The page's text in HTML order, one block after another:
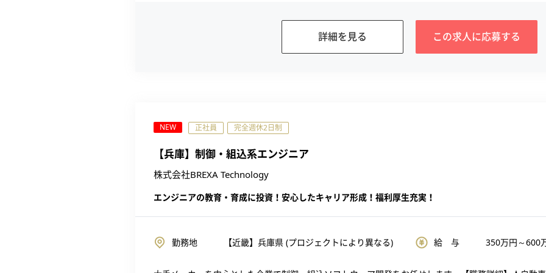
詳細を見る この求人に応募する
NEW 正社員 完全週休2日制
【兵庫】制御・組込系エンジニア
株式会社BREXA Technology
エンジニアの教育・育成に投資！安心したキャリア形成！福利厚生充実！
勤務地 【近畿】兵庫県 (プロジェクトにより異なる) 給 与 350万円～600